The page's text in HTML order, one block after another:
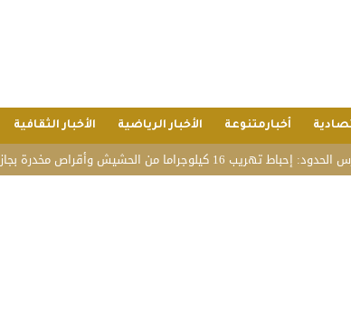
أخبارمتنوعة الأخبار الرياضية الأخبار الثقافية
16 كيلوجراما من الحشيش وأقراص مخدرة بجازان